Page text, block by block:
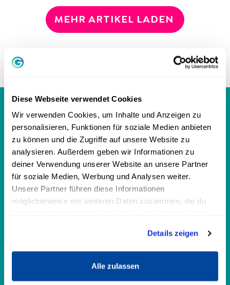
Diese Webseite verwendet Cookies
Wir verwenden Cookies, um Inhalte und Anzeigen zu
personalisieren, Funktionen für soziale Medien anbieten
zu können und die Zugriffe auf unsere Website zu
analysieren. Außerdem geben wir Informationen zu
deiner Verwendung unserer Website an unsere Partner
für soziale Medien, Werbung und Analysen weiter.
Unsere Partner führen diese Informationen
möglicherweise mit weiteren Daten zusammen, die du
Details zeigen
Alle zulassen
MEHR ARTIKEL LADEN
GREATOR MAGAZIN
Persönlichkeit
Persönlichkeitstest
MBTI Test - 16 Persönlichkeitstypen
Enneagramm: 9 Persönlichkeitstypen
Persönlichkeitsanalyse